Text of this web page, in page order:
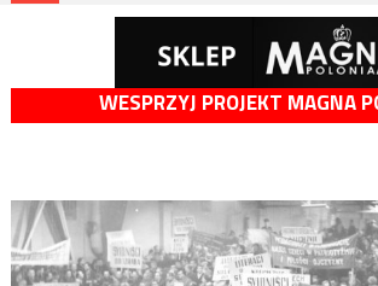
WESPRZYJ PROJEKT MAGNA